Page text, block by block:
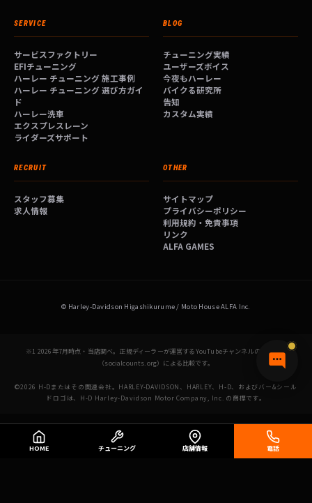
SERVICE
サービスファクトリー
EFIチューニング
ハーレー チューニング 施工事例
ハーレー チューニング 選び方ガイ
ド
ハーレー洗車
エクスプレスレーン
ライダーズサポート
BLOG
チューニング実績
ユーザーズボイス
今夜もハーレー
バイクる研究所
告知
カスタム実績
RECRUIT
スタッフ募集
求人情報
OTHER
サイトマップ
プライバシーポリシー
利用規約・免責事項
リンク
ALFA GAMES
© Harley-Davidson Higashikurume / Moto House ALFA Inc.
※1 2026年7月時点・当店調べ。正規ディーラーが運営するYouTubeチャンネルの登録者数
（socialcounts.org）による比較です。
©2026 H-Dまたはその関連会社。HARLEY-DAVIDSON、HARLEY、H-D、およびバー&シール
ドロゴは、H-D Harley-Davidson Motor Company, Inc. の商標です。
HOME チューニング 店舗情報 電話